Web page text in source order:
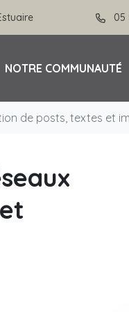
05
NOTRE COMMUNAUTÉ
de posts, textes et